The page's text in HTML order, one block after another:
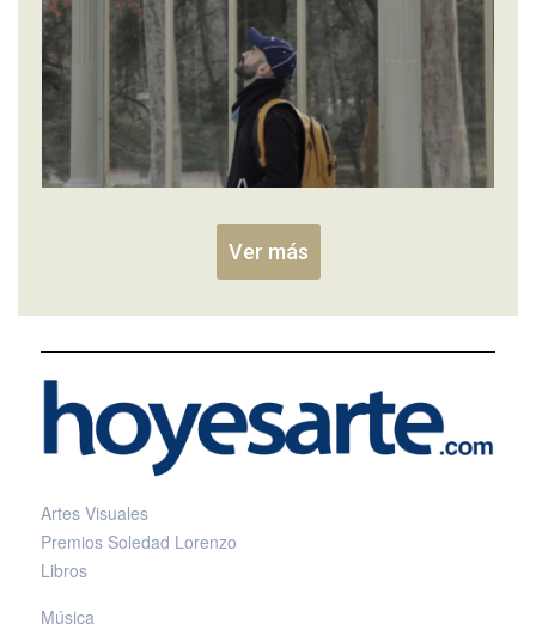
Ver más
Artes Visuales
Premios Soledad Lorenzo
Libros
Música